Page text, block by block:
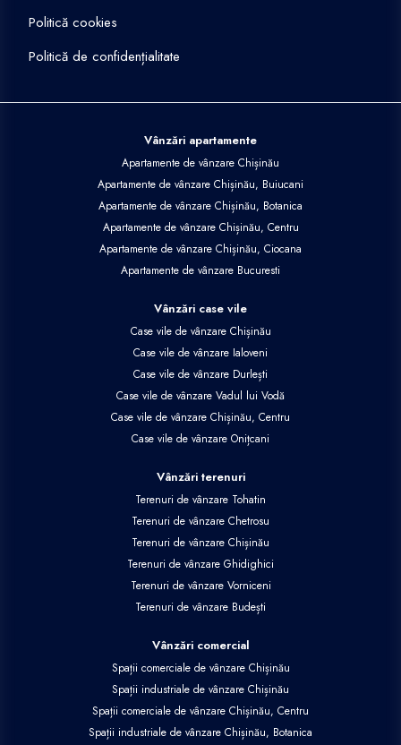
Politică cookies
Politică de confidențialitate
Vânzări apartamente
Apartamente de vânzare Chișinău
Apartamente de vânzare Chișinău, Buiucani
Apartamente de vânzare Chișinău, Botanica
Apartamente de vânzare Chișinău, Centru
Apartamente de vânzare Chișinău, Ciocana
Apartamente de vânzare Bucuresti
Vânzări case vile
Case vile de vânzare Chișinău
Case vile de vânzare Ialoveni
Case vile de vânzare Durlești
Case vile de vânzare Vadul lui Vodă
Case vile de vânzare Chișinău, Centru
Case vile de vânzare Onițcani
Vânzări terenuri
Terenuri de vânzare Tohatin
Terenuri de vânzare Chetrosu
Terenuri de vânzare Chișinău
Terenuri de vânzare Ghidighici
Terenuri de vânzare Vorniceni
Terenuri de vânzare Budești
Vânzări comercial
Spații comerciale de vânzare Chișinău
Spații industriale de vânzare Chișinău
Spații comerciale de vânzare Chișinău, Centru
Spații industriale de vânzare Chișinău, Botanica